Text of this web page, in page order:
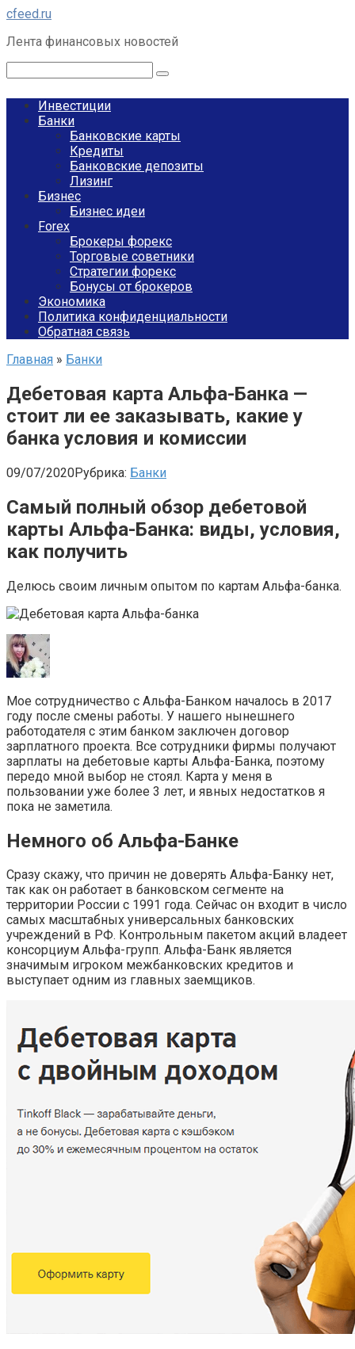
Перейти
контенту
cfeed.ru
Лента финансовых новостей
Инвестиции
Банки
Банковские карты
Кредиты
Банковские депозиты
Лизинг
Бизнес
Бизнес идеи
Forex
Брокеры форекс
Торговые советники
Стратегии форекс
Бонусы от брокеров
Экономика
Политика конфиденциальности
Обратная связь
Главная » Банки
Дебетовая карта Альфа-Банка —
стоит ли ее заказывать, какие у
банка условия и комиссии
09/07/2020Рубрика: Банки
Самый полный обзор дебетовой
карты Альфа-Банка: виды, условия,
как получить
Делюсь своим личным опытом по картам Альфа-банка.
Мое сотрудничество с Альфа-Банком началось в 2017
году после смены работы. У нашего нынешнего
работодателя с этим банком заключен договор
зарплатного проекта. Все сотрудники фирмы получают
зарплаты на дебетовые карты Альфа-Банка, поэтому
передо мной выбор не стоял. Карта у меня в
пользовании уже более 3 лет, и явных недостатков я
пока не заметила.
Немного об Альфа-Банке
Сразу скажу, что причин не доверять Альфа-Банку нет,
так как он работает в банковском сегменте на
территории России с 1991 года. Сейчас он входит в число
самых масштабных универсальных банковских
учреждений в РФ. Контрольным пакетом акций владеет
консорциум Альфа-групп. Альфа-Банк является
значимым игроком межбанковских кредитов и
выступает одним из главных заемщиков.